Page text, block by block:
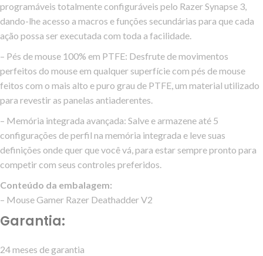
programáveis totalmente configuráveis pelo Razer Synapse 3,
dando-lhe acesso a macros e funções secundárias para que cada
ação possa ser executada com toda a facilidade.
– Pés de mouse 100% em PTFE: Desfrute de movimentos
perfeitos do mouse em qualquer superfície com pés de mouse
feitos com o mais alto e puro grau de PTFE, um material utilizado
para revestir as panelas antiaderentes.
– Memória integrada avançada: Salve e armazene até 5
configurações de perfil na memória integrada e leve suas
definições onde quer que você vá, para estar sempre pronto para
competir com seus controles preferidos.
Conteúdo da embalagem:
– Mouse Gamer Razer Deathadder V2
Garantia:
24 meses de garantia